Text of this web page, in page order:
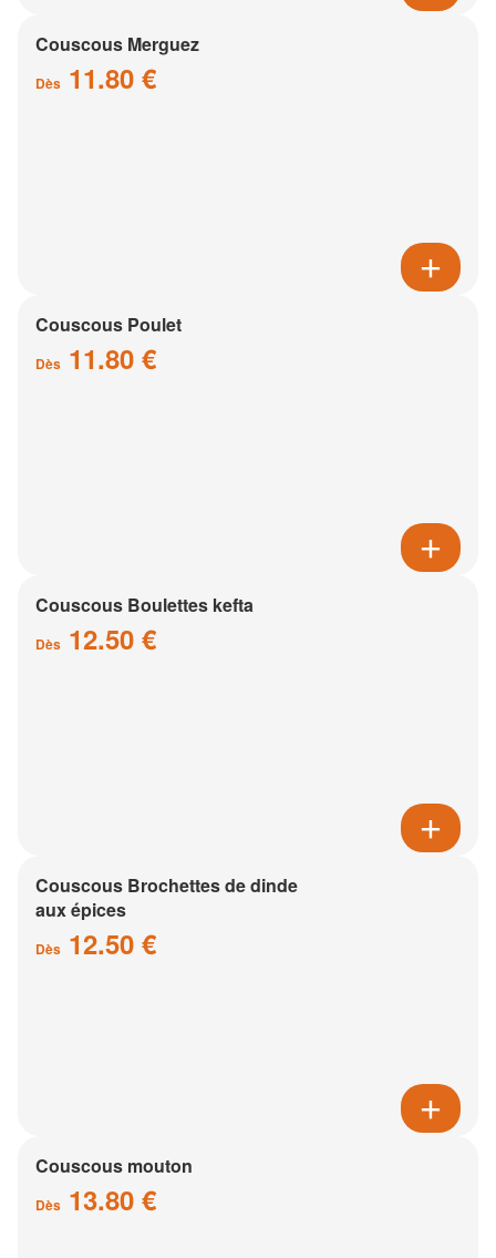
Couscous Merguez
Dès 11.80 €
Couscous Poulet
Dès 11.80 €
Couscous Boulettes kefta
Dès 12.50 €
Couscous Brochettes de dinde
aux épices
Dès 12.50 €
Couscous mouton
Dès 13.80 €